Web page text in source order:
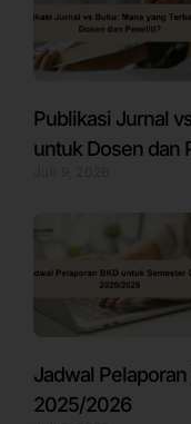
Publikasi Jurnal
untuk Dosen dan
Jadwal
2025/2026